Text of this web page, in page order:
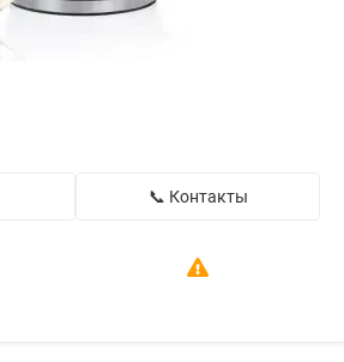
📞 Контакты